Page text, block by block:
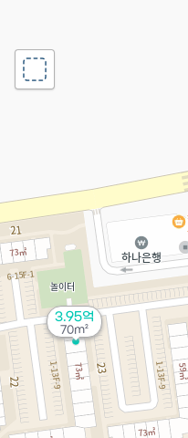
3.95억
70m²